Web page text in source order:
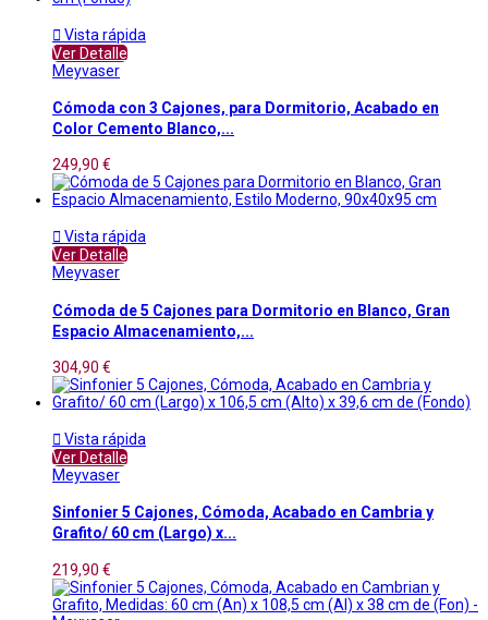
 Vista rápida
Ver Detalle
Meyvaser
Cómoda con 3 Cajones, para Dormitorio, Acabado en
Color Cemento Blanco,...
249,90 €
 Vista rápida
Ver Detalle
Meyvaser
Cómoda de 5 Cajones para Dormitorio en Blanco, Gran
Espacio Almacenamiento,...
304,90 €
 Vista rápida
Ver Detalle
Meyvaser
Sinfonier 5 Cajones, Cómoda, Acabado en Cambria y
Grafito/ 60 cm (Largo) x...
219,90 €